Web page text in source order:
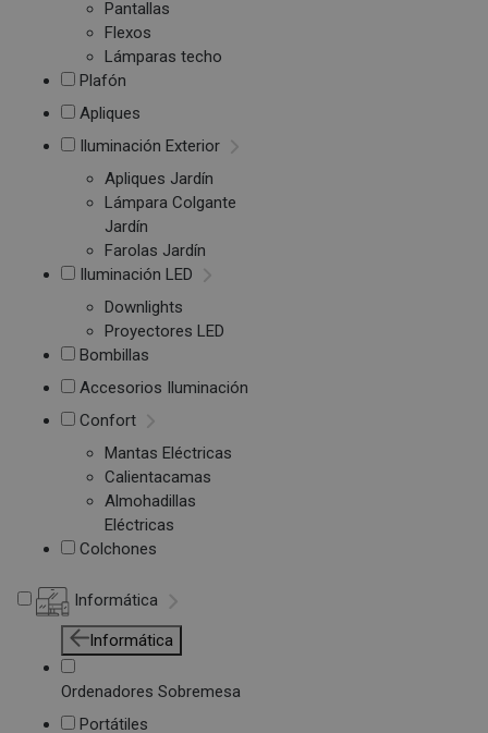
Pantallas
Flexos
Lámparas techo
Plafón
Apliques
Iluminación Exterior
Apliques Jardín
Lámpara Colgante
Jardín
Farolas Jardín
Iluminación LED
Downlights
Proyectores LED
Bombillas
Accesorios Iluminación
Confort
Mantas Eléctricas
Calientacamas
Almohadillas
Eléctricas
Colchones
Informática
Informática
Ordenadores Sobremesa
Portátiles